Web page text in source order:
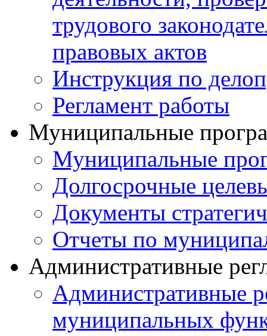
трудового
правовых актов
Инструкция по
Регламент работы
Муниципальные
Муниципальные
Долгосрочные
Документы
Отчеты по
Административные
Административные
муниципальных